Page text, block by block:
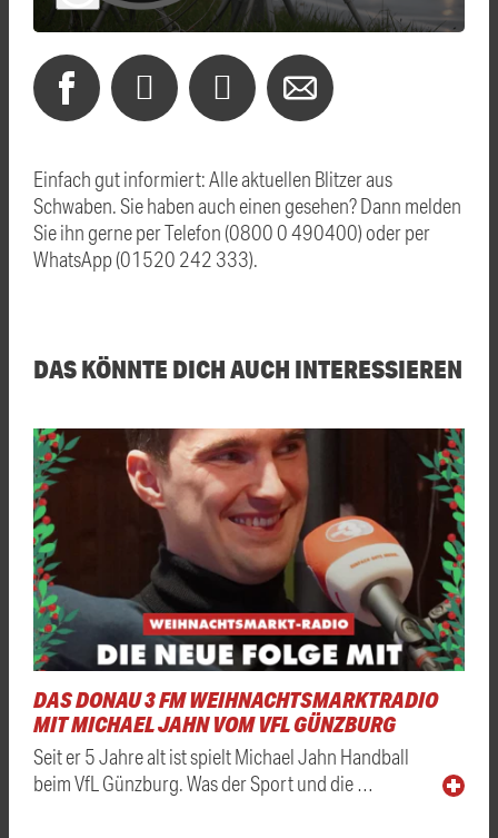
Einfach gut informiert: Alle aktuellen Blitzer aus
Schwaben. Sie haben auch einen gesehen? Dann melden
Sie ihn gerne per Telefon (0800 0 490400) oder per
WhatsApp (01520 242 333).
DAS KÖNNTE DICH AUCH INTERESSIEREN
DAS DONAU 3 FM WEIHNACHTSMARKTRADIO
MIT MICHAEL JAHN VOM VFL GÜNZBURG
Seit er 5 Jahre alt ist spielt Michael Jahn Handball
beim VfL Günzburg. Was der Sport und die …